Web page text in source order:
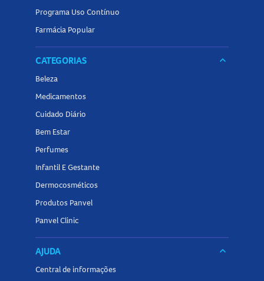
Programa Uso Contínuo
Farmácia Popular
CATEGORIAS keyboard_arrow_down
Beleza
Medicamentos
Cuidado Diário
Bem Estar
Perfumes
Infantil E Gestante
Dermocosméticos
Produtos Panvel
Panvel Clinic
AJUDA keyboard_arrow_down
Central de informações